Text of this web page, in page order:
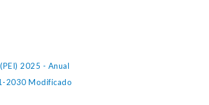
2025 - Anual
2030 Modificado